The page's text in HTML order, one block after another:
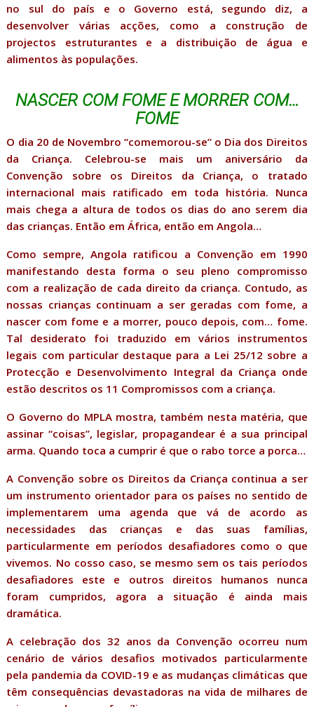
no sul do país e o Governo está, segundo diz, a
desenvolver várias acções, como a construção de
projectos estruturantes e a distribuição de água e
alimentos às populações.
NASCER COM FOME E MORRER COM…
FOME
O dia 20 de Novembro “comemorou-se” o Dia dos Direitos
da Criança. Celebrou-se mais um aniversário da
Convenção sobre os Direitos da Criança, o tratado
internacional mais ratificado em toda história. Nunca
mais chega a altura de todos os dias do ano serem dia
das crianças. Então em África, então em Angola…
Como sempre, Angola ratificou a Convenção em 1990
manifestando desta forma o seu pleno compromisso
com a realização de cada direito da criança. Contudo, as
nossas crianças continuam a ser geradas com fome, a
nascer com fome e a morrer, pouco depois, com… fome.
Tal desiderato foi traduzido em vários instrumentos
legais com particular destaque para a Lei 25/12 sobre a
Protecção e Desenvolvimento Integral da Criança onde
estão descritos os 11 Compromissos com a criança.
O Governo do MPLA mostra, também nesta matéria, que
assinar “coisas”, legislar, propagandear é a sua principal
arma. Quando toca a cumprir é que o rabo torce a porca…
A Convenção sobre os Direitos da Criança continua a ser
um instrumento orientador para os países no sentido de
implementarem uma agenda que vá de acordo as
necessidades das crianças e das suas famílias,
particularmente em períodos desafiadores como o que
vivemos. No cosso caso, se mesmo sem os tais períodos
desafiadores este e outros direitos humanos nunca
foram cumpridos, agora a situação é ainda mais
dramática.
A celebração dos 32 anos da Convenção ocorreu num
cenário de vários desafios motivados particularmente
pela pandemia da COVID-19 e as mudanças climáticas que
têm consequências devastadoras na vida de milhares de